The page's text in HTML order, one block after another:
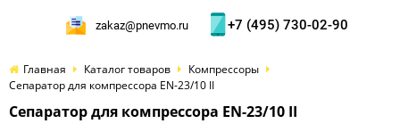
zakaz@pnevmo.ru +7 (495) 730-02-90
Главная Каталог товаров
Компрессоры
Сепаратор для компрессора EN-23/10 II
Сепаратор для компрессора EN-23/10 II